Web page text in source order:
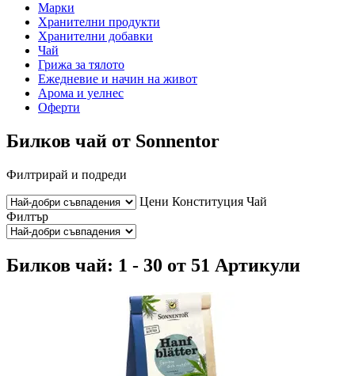
Марки
Хранителни продукти
Хранителни добавки
Чай
Грижа за тялото
Ежедневие и начин на живот
Арома и уелнес
Оферти
Билков чай от Sonnentor
Филтрирай и подреди
Цени Конституция Чай
Филтър
Билков чай: 1 - 30 от 51 Артикули